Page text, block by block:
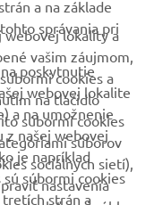
údajov, aby ste sa
údaje:Ochrana
a na základe
správania pri
poskytnutie
webovej lokalite
a na umožnenie
z našej webovej
je napríklad
súbormi cookies
strán a
webovej lokality a
vašim záujmom,
cookies a
na tlačidlo
súbormi cookies
súborov
sociálnych sietí),
nastavenia